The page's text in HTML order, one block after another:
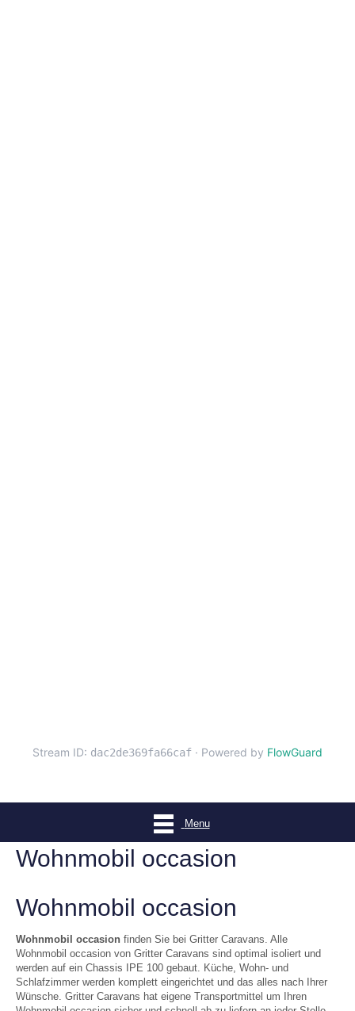
Menu
Wohnmobil occasion
Wohnmobil occasion
Wohnmobil occasion finden Sie bei Gritter Caravans. Alle
Wohnmobil occasion von Gritter Caravans sind optimal isoliert und
werden auf ein Chassis IPE 100 gebaut. Küche, Wohn- und
Schlafzimmer werden komplett eingerichtet und das alles nach Ihrer
Wünsche. Gritter Caravans hat eigene Transportmittel um Ihren